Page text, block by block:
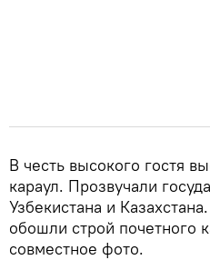
В честь высокого гостя
караул. Прозвучали
Узбекистана и
обошли строй почетного
совместное фото.